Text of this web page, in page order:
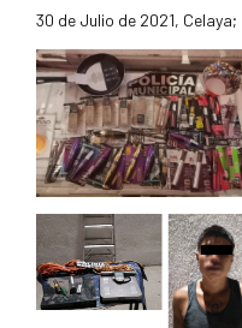
30 de Julio de 2021, Celaya;